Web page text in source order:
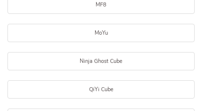
MF8
MoYu
Ninja Ghost Cube
QiYi Cube